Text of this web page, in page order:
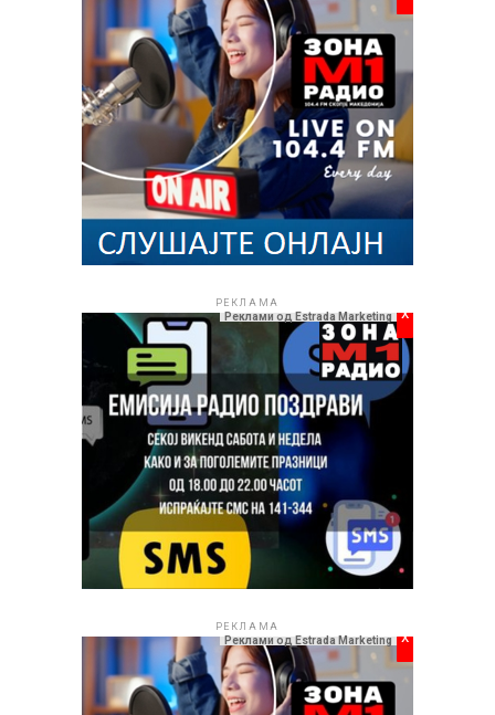
РЕКЛАМА
Реклами од Estrada Marketing x
РЕКЛАМА
Реклами од Estrada Marketing x